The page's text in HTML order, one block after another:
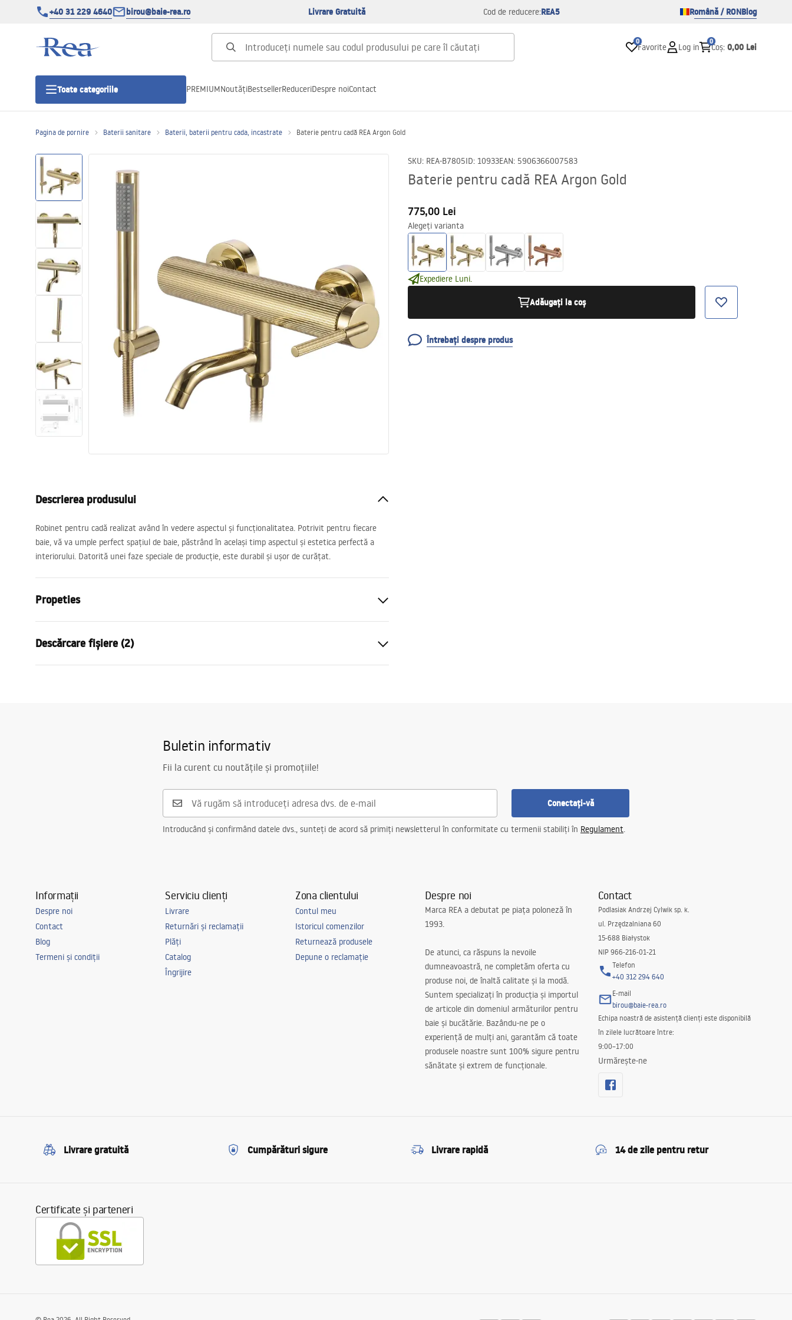
+40 31 229 4640 birou@baie-rea.ro Livrare Gratuită Cod de reducere:REA5 Română / RONBlog
0
Favorite Log in
0
Coș: 0,00 Lei
Toate categoriile
Usi pentru cabine de dus
Cadite de dus
Rigole Liniare
Vase WC si Bideuri
Cazi cu paravane
Baterii sanitare
Dusuri
PREMIUMNoutățiBestsellerReduceriDespre noiContact
Pagina de pornire Baterii sanitare Baterii, baterii pentru cada, incastrate Baterie pentru cadă REA Argon Gold
SKU: REA-B7805ID: 10933EAN: 5906366007583
Baterie pentru cadă REA Argon Gold
775,00 Lei
Alegeți varianta
Expediere Luni.
Adăugați la coș
Întrebați despre produs
Descrierea produsului
Robinet pentru cadă realizat având în vedere aspectul și funcționalitatea. Potrivit pentru fiecare
baie, vă va umple perfect spațiul de baie, păstrând în același timp aspectul și estetica perfectă a
interiorului. Datorită unei faze speciale de producție, este durabil și ușor de curățat.
Propeties
Metodă de montaj
Culoare
De aur
120mm
150mm
5 ani
Descărcare fișiere (2)
Buletin informativ
Fii la curent cu noutățile și promoțiile!
Conectați-vă
Introducând și confirmând datele dvs., sunteți de acord să primiți newsletterul în conformitate cu termenii stabiliți în Regulament.
Informații
Despre noi
Contact
Blog
Termeni și condiții
Serviciu clienți
Livrare
Returnări și reclamații
Plăți
Catalog
Îngrijire
Zona clientului
Contul meu
Istoricul comenzilor
Returnează produsele
Depune o reclamație
Despre noi
Marca REA a debutat pe piața poloneză în
1993.
De atunci, ca răspuns la nevoile
dumneavoastră, ne completăm oferta cu
produse noi, de înaltă calitate și la modă.
Suntem specializați în producția și importul
de articole din domeniul armăturilor pentru
baie și bucătărie. Bazându-ne pe o
experiență de mulți ani, garantăm că toate
produsele noastre sunt 100% sigure pentru
sănătate și extrem de funcționale.
Contact
Podlasiak Andrzej Cylwik sp. k.
ul. Przędzalniana 60
15-688 Białystok
NIP 966-216-01-21
Telefon
+40 312 294 640
E-mail
birou@baie-rea.ro
Echipa noastră de asistență clienți este disponibilă
în zilele lucrătoare între:
9:00–17:00
Urmărește-ne
Livrare gratuită Cumpărături sigure Livrare rapidă 14 de zile pentru retur
Certificate și parteneri